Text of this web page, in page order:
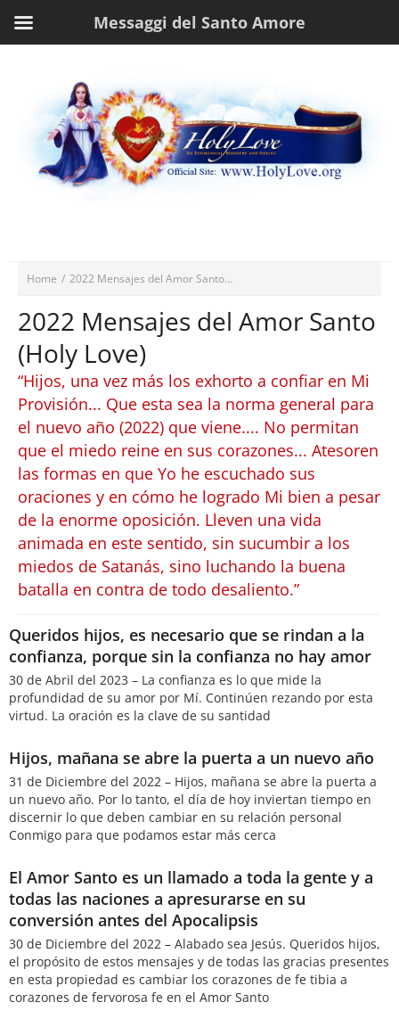
Home / 2022 Mensajes del Amor Santo...
2022 Mensajes del Amor Santo
(Holy Love)
“Hijos, una vez más los exhorto a confiar en Mi
Provisión... Que esta sea la norma general para
el nuevo año (2022) que viene.... No permitan
que el miedo reine en sus corazones... Atesoren
las formas en que Yo he escuchado sus
oraciones y en cómo he logrado Mi bien a pesar
de la enorme oposición. Lleven una vida
animada en este sentido, sin sucumbir a los
miedos de Satanás, sino luchando la buena
batalla en contra de todo desaliento.”
Queridos hijos, es necesario que se rindan a la
confianza, porque sin la confianza no hay amor
30 de Abril del 2023 – La confianza es lo que mide la
profundidad de su amor por Mí. Continúen rezando por esta
virtud. La oración es la clave de su santidad
Hijos, mañana se abre la puerta a un nuevo año
31 de Diciembre del 2022 – Hijos, mañana se abre la puerta a
un nuevo año. Por lo tanto, el día de hoy inviertan tiempo en
discernir lo que deben cambiar en su relación personal
Conmigo para que podamos estar más cerca
El Amor Santo es un llamado a toda la gente y a
todas las naciones a apresurarse en su
conversión antes del Apocalipsis
30 de Diciembre del 2022 – Alabado sea Jesús. Queridos hijos,
el propósito de estos mensajes y de todas las gracias presentes
en esta propiedad es cambiar los corazones de fe tibia a
corazones de fervorosa fe en el Amor Santo
Messaggi del Santo Amore